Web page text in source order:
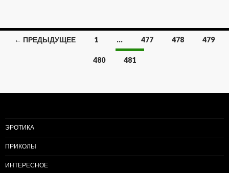
записям
← ПРЕДЫДУЩЕЕ 1 … 477 478 479
480 481
ЭРОТИКА
ПРИКОЛЫ
ИНТЕРЕСНОЕ